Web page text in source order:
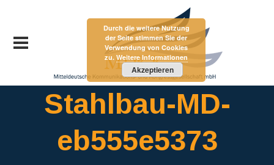
Stahlbau-MD-
eb555e5373
Durch die weitere Nutzung
der Seite stimmen Sie der
Verwendung von Cookies
zu. Weitere Informationen
Akzeptieren